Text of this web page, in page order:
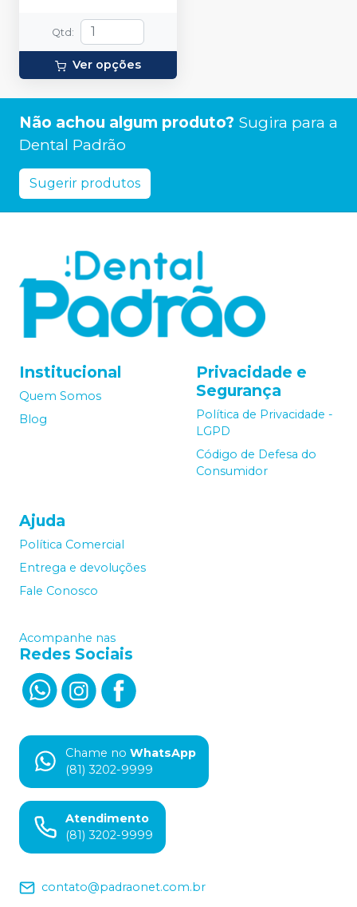
Qtd :
Ver opções
Não achou algum produto? Sugira para a
Dental Padrão
Sugerir produtos
Institucional
Quem Somos
Blog
Privacidade e
Segurança
Política de Privacidade -
LGPD
Código de Defesa do
Consumidor
Ajuda
Política Comercial
Entrega e devoluções
Fale Conosco
Acompanhe nas
Redes Sociais
Chame no WhatsApp
(81) 3202-9999
Atendimento
(81) 3202-9999
contato@padraonet.com.br